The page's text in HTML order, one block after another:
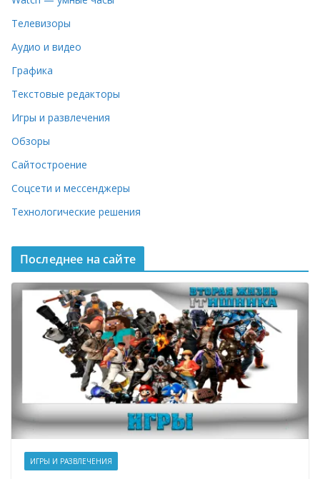
Телевизоры
Аудио и видео
Графика
Текстовые редакторы
Игры и развлечения
Обзоры
Сайтостроение
Соцсети и мессенджеры
Технологические решения
Последнее на сайте
ИГРЫ И РАЗВЛЕЧЕНИЯ